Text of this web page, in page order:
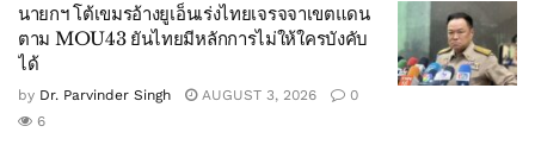
นายกฯ โต้เขมรอ้างยูเอ็นเร่งไทยเจรจจาเขตแดน
ตาม MOU43 ยันไทยมีหลักการไม่ให้ใครบังคับ
ได้
by Dr. Parvinder Singh AUGUST 3, 2026
0
6